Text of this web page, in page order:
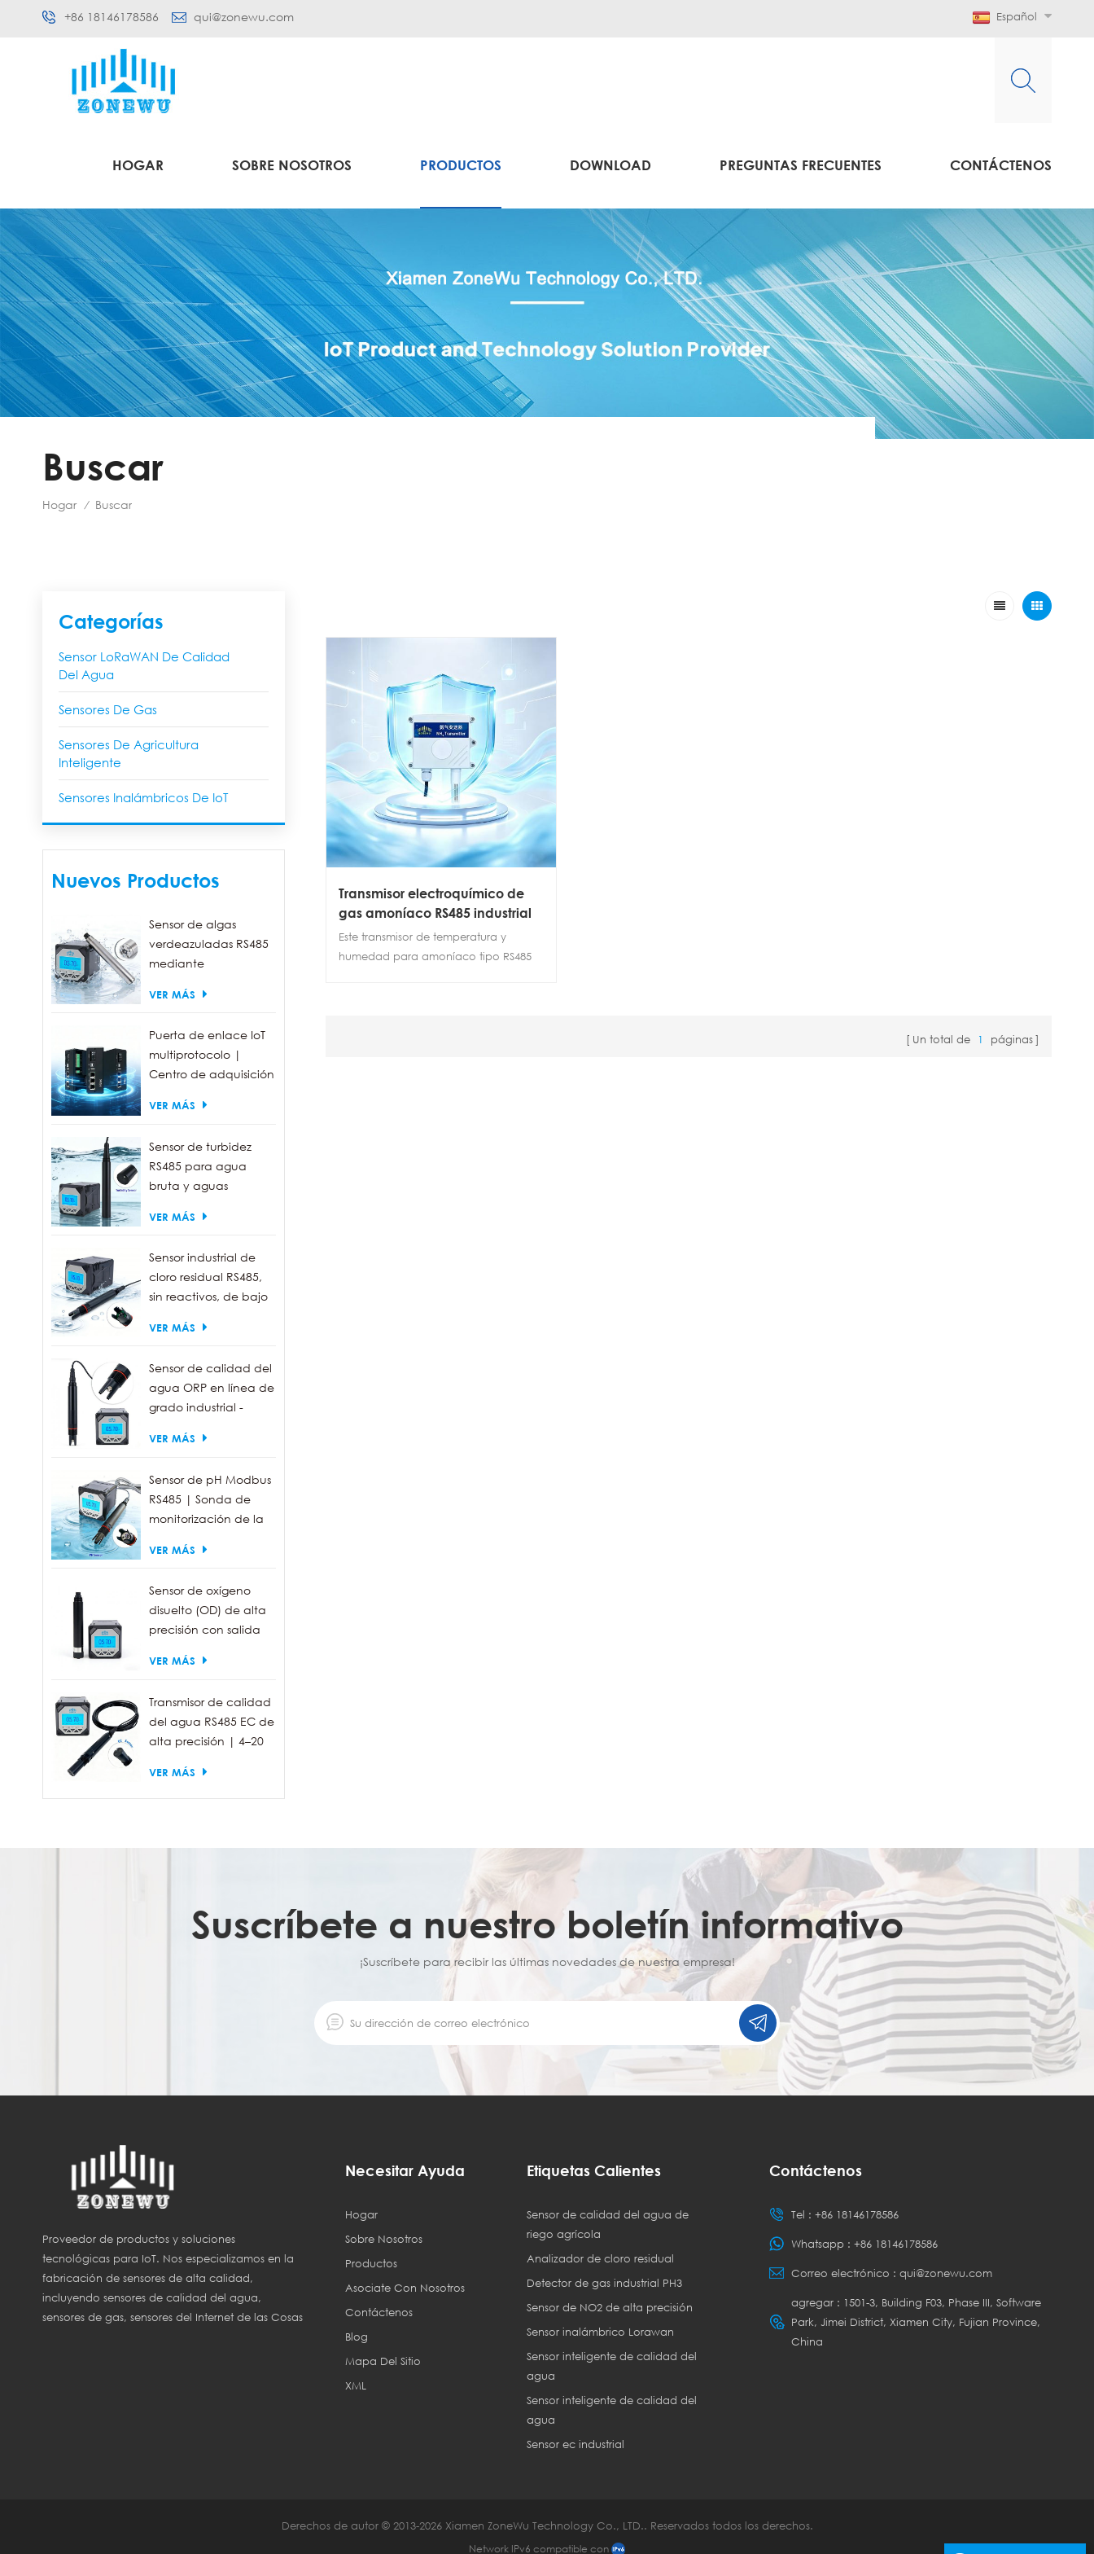
+86 18146178586 qui@zonewu.com Español
HOGAR SOBRE NOSOTROS PRODUCTOS DOWNLOAD PREGUNTAS FRECUENTES CONTÁCTENOS
Buscar
Hogar / Buscar
Categorías
Sensor LoRaWAN De Calidad
Del Agua
Sensores De Gas
Sensores De Agricultura
Inteligente
Sensores Inalámbricos De IoT
Nuevos Productos
Sensor de algas
verdeazuladas RS485
mediante
rango de detección
células/ml.
VER MÁS
Puerta de enlace IoT
multiprotocolo |
Centro de adquisición
VER MÁS
Sensor de turbidez
RS485 para agua
bruta y aguas
medidora de turbidez
VER MÁS
Sensor industrial de
cloro residual RS485,
sin reactivos, de bajo
VER MÁS
Sensor de calidad del
agua ORP en línea de
grado industrial -
IP68, salida RS485
VER MÁS
Sensor de pH Modbus
RS485 | Sonda de
monitorización de la
industrial IP68
VER MÁS
Sensor de oxígeno
disuelto (OD) de alta
precisión con salida
medición de la
VER MÁS
Transmisor de calidad
del agua RS485 EC de
alta precisión | 4–20
VER MÁS
Transmisor electroquímico de
gas amoníaco RS485 industrial
Este transmisor de temperatura y
humedad para amoníaco tipo RS485
Un total de 1 páginas
Suscríbete a nuestro boletín informativo
¡Suscríbete para recibir las últimas novedades de nuestra empresa!
Proveedor de productos y soluciones
tecnológicas para IoT. Nos especializamos en la
fabricación de sensores de alta calidad,
incluyendo sensores de calidad del agua,
sensores de gas, sensores del Internet de las Cosas
Necesitar Ayuda
Hogar
Sobre Nosotros
Productos
Asociate Con Nosotros
Contáctenos
Blog
Mapa Del Sitio
XML
Etiquetas Calientes
Sensor de calidad del agua de
riego agrícola
Analizador de cloro residual
Detector de gas industrial PH3
Sensor de NO2 de alta precisión
Sensor inalámbrico Lorawan
Sensor inteligente de calidad del
agua
Sensor inteligente de calidad del
agua
Sensor ec industrial
Contáctenos
Tel : +86 18146178586
Whatsapp : +86 18146178586
Correo electrónico : qui@zonewu.com
agregar : 1501-3, Building F03, Phase III, Software
Park, Jimei District, Xiamen City, Fujian Province,
China
Derechos de autor © 2013-2026 Xiamen ZoneWu Technology Co., LTD.. Reservados todos los derechos.
Network IPv6 compatible con